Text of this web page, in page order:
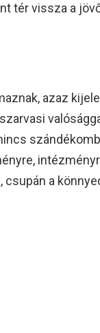
tér vissza a
azaz
a